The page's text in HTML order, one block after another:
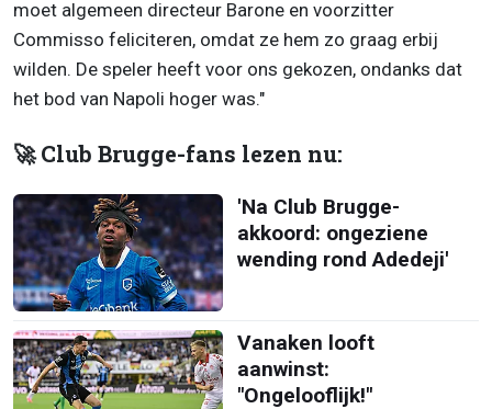
moet algemeen directeur Barone en voorzitter
Commisso feliciteren, omdat ze hem zo graag erbij
wilden. De speler heeft voor ons gekozen, ondanks dat
het bod van Napoli hoger was."
🚀 Club Brugge-fans lezen nu:
'Na Club Brugge-
akkoord: ongeziene
wending rond Adedeji'
Vanaken looft
aanwinst:
"Ongelooflijk!"